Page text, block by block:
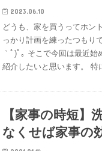
2023.06.10
どうも、家を買うってホン
っかり計画を練ったつもり
｀ﾟ)ﾟ｡ そこで今回は最近
紹介したいと思います。
【家事の時短】
なくせば家事の